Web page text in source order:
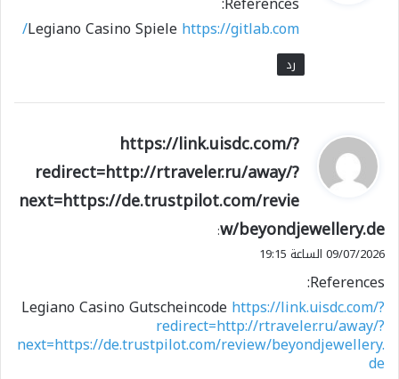
ل
Legiano Casino Spielehttps://gitlab.com/
رد
ي
ق
و
ل
https://link.uisdc.com/?
redirect=http://rtraveler.ru/away/?
next=https://de.trustpilot.com/revie
w/beyondjewellery.de
:
09/07/2026 الساعة 19:15
References:
Legiano Casino Gutscheincodehttps://link.uisdc.com/?
redirect=http://rtraveler.ru/away/?
next=https://de.trustpilot.com/review/beyondjewellery.
de